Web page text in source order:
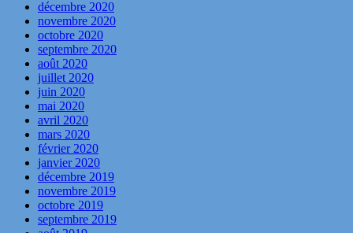
décembre 2020
novembre 2020
octobre 2020
septembre 2020
août 2020
juillet 2020
juin 2020
mai 2020
avril 2020
mars 2020
février 2020
janvier 2020
décembre 2019
novembre 2019
octobre 2019
septembre 2019